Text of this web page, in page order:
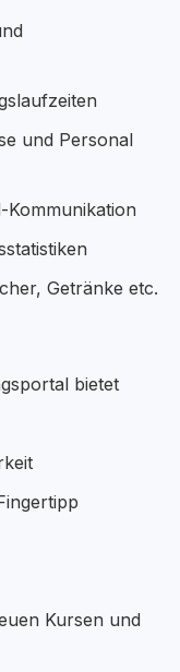
und Personal
Getränke etc.
bietet
Kursen und